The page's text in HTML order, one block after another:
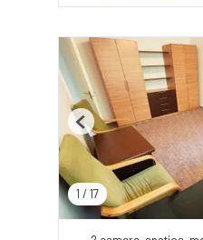
1 / 17
Previous